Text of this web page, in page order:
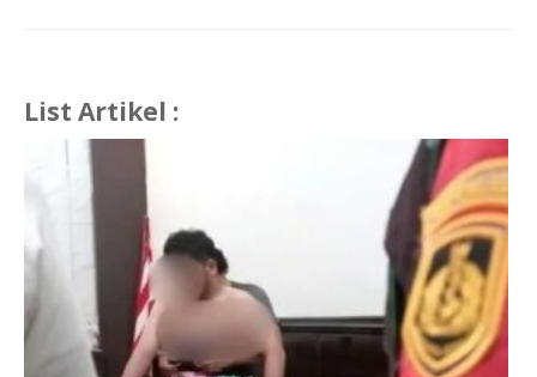
List Artikel :